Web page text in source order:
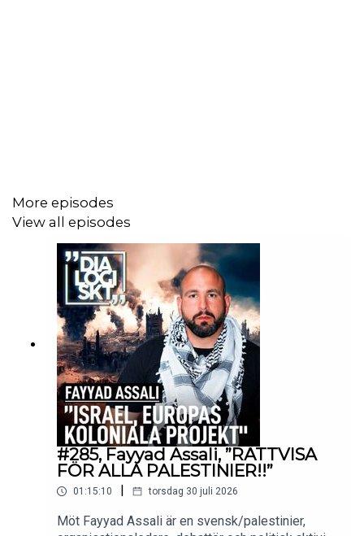
@spotifysweden
Gillar du det vi gör och vill stötta oss med en summa så
swishar du på: 1234382750
Glöm inte att prenumerera och tipsa om vår kanal!
Tack för att ni tittar, delar och diskuterar!
More episodes
View all episodes
#285, Fayyad Assali, ”RÄTTVISA
FÖR ALLA PALESTINIER!!”
01:15:10 torsdag 30 juli 2026
Möt Fayyad Assali är en svensk/palestinier,